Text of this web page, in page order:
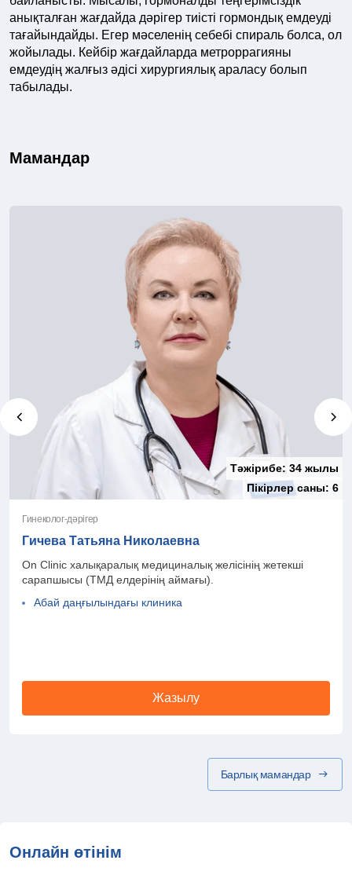
анықталған жағдайда дәрігер тиісті гормондық емдеуді
тағайындайды. Егер мәселенің себебі спираль болса, ол
жойылады. Кейбір жағдайларда метроррагияны
емдеудің жалғыз әдісі хирургиялық араласу болып
табылады.
Мамандар
Тәжірибе:34 жылы
Пікірлер саны: 6
Гинеколог-дәрігер
Гичева Татьяна Николаевна
On Clinic халықаралық медициналық желісінің жетекші
сарапшысы (ТМД елдерінің аймағы).
Абай даңғылындағы клиника
Жазылу
Барлық мамандар
Онлайн өтінім